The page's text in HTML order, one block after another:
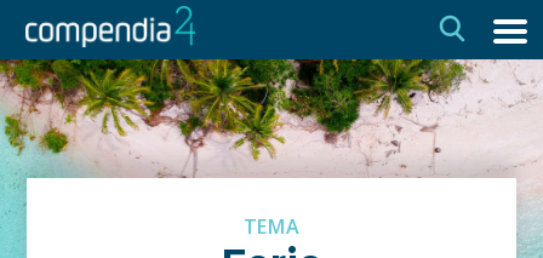
navigasjon
innhold
TEMA